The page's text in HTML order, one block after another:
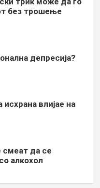
без трошење
депресија?
исхрана влијае на
смеат да се
алкохол